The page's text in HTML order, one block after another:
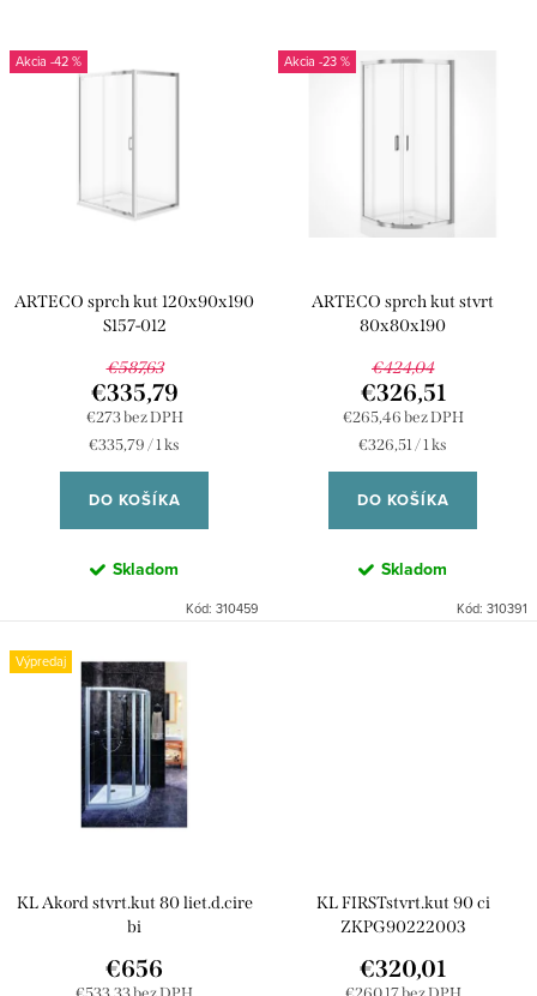
n
d
Najpredávanejšie
V
ý
o
-42 %
ARTECO sprch kut 120x90x190
S157-012
€587,63
€273 bez DPH
€335,79
Jednotková
cena:
€335,79 / 1 ks
DO KOŠÍKA
Skladom
Kód: 310459
-23 %
ARTECO sprch kut stvrt
80x80x190
€424,04
€265,46 bez DPH
€326,51
Jednotková
cena:
€326,51 / 1 ks
DO KOŠÍKA
Skladom
Kód: 310391
Výpredaj
KL Akord stvrt.kut 80 liet.d.cire
bi
€656
KL FIRSTstvrt.kut 90 ci
ZKPG90222003
€320,01